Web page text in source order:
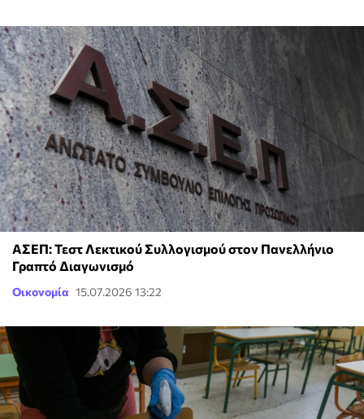
ΑΣΕΠ: Τεστ Λεκτικού Συλλογισμού στον Πανελλήνιο
Γραπτό Διαγωνισμό
Οικονομία 15.07.2026 13:22